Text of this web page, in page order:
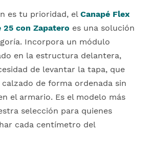
es tu prioridad, el Canapé Flex
25 con Zapatero es una solución
Incorpora un módulo
en la estructura delantera,
de levantar la tapa, que
de forma ordenada sin
el armario. Es el modelo más
selección para quienes
cada centímetro del